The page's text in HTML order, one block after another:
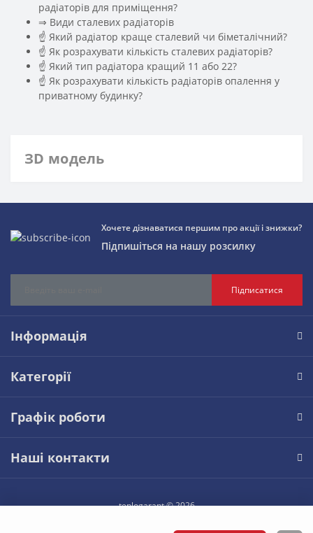
радіаторів для приміщення?
️⇒ Види сталевих радіаторів
☝ Який радіатор краще сталевий чи біметалічний?
☝ Як розрахувати кількість сталевих радіаторів?
☝ Який тип радіатора кращий 11 або 22?
☝ Як розрахувати кількість радіаторів опалення у
приватному будинку?
ЗD модель
Хочете дізнаватися першим про акції і знижки?
Підпишіться на нашу розсилку
Підписатися
Інформація
Категорії
Графік роботи
Наші контакти
teplogarant © 2026